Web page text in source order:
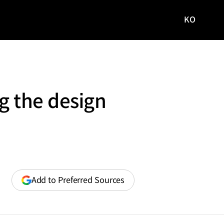
사이트로
KO
the design
Add to Preferred Sources (opens
in